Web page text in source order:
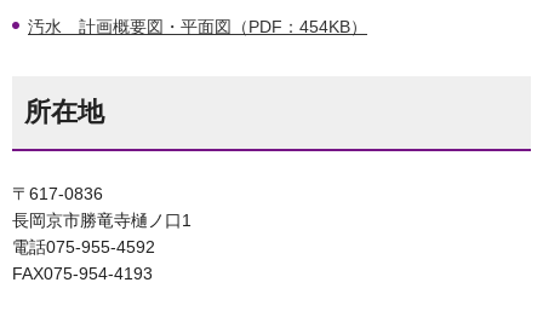
汚水 計画概要図・平面図（PDF：454KB）
所在地
〒617-0836
長岡京市勝竜寺樋ノ口1
電話075-955-4592
FAX075-954-4193